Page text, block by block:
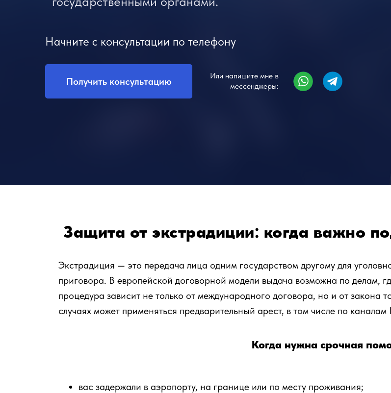
Или напишите мне в
мессенджеры:
Начните с консультации по телефону
Получить консультацию
Защита от экстрадиции: когда важно
Экстрадиция — это передача лица одним государством другому для
приговора. В европейской договорной модели выдача возможна по делам,
процедура зависит не только от международного договора, но и от закона
случаях может применяться предварительный арест, в том числе по каналам
Когда нужна срочная
вас задержали в аэропорту, на границе или по месту проживания;